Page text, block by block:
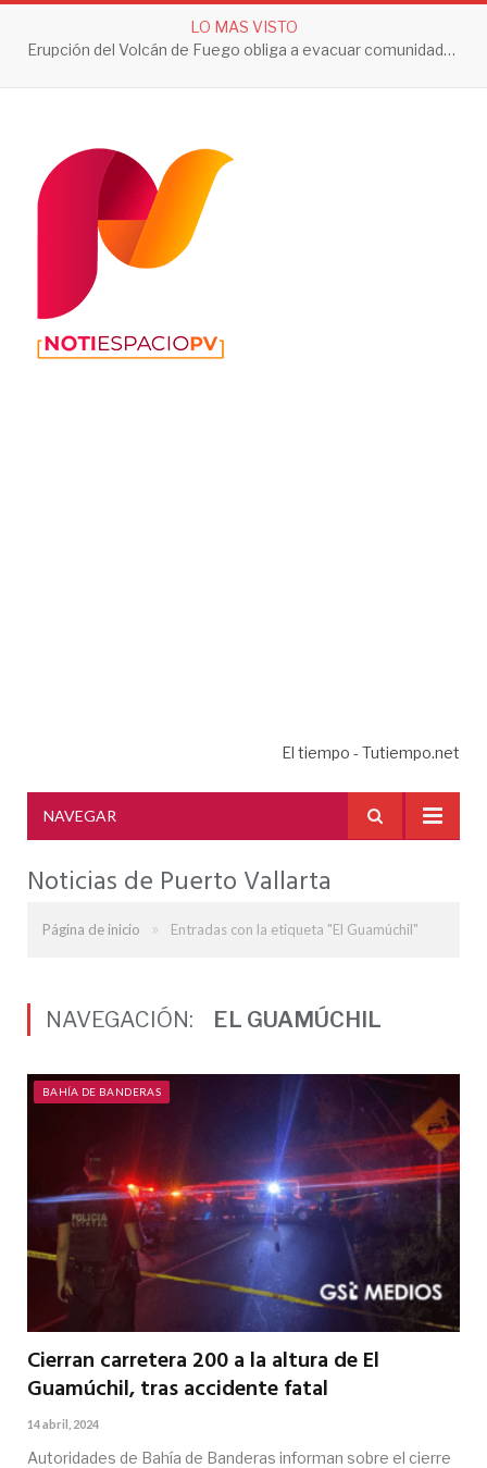
LO MAS VISTO
Erupción del Volcán de Fuego obliga a evacuar comunidades y mantiene en alerta a Guatemala
El tiempo - Tutiempo.net
NAVEGAR
Noticias de Puerto Vallarta
Página de inicio » Entradas con la etiqueta "El Guamúchil"
NAVEGACIÓN: EL GUAMÚCHIL
BAHÍA DE BANDERAS
Cierran carretera 200 a la altura de El
Guamúchil, tras accidente fatal
14 abril, 2024
Autoridades de Bahía de Banderas informan sobre el cierre